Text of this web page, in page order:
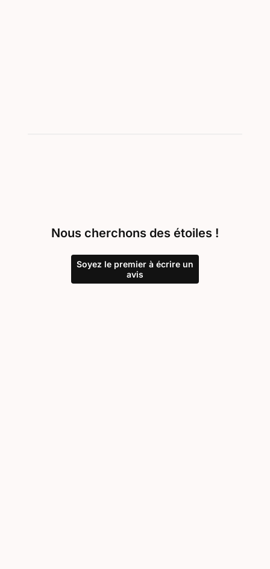
Nous cherchons des étoiles !
Soyez le premier à écrire un
avis